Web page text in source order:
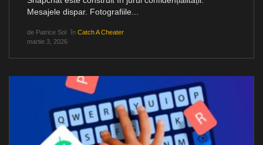
Mesajele dispar. Fotografiile...
de Patrice Sol în Catch A Cheater
martie 3, 2026